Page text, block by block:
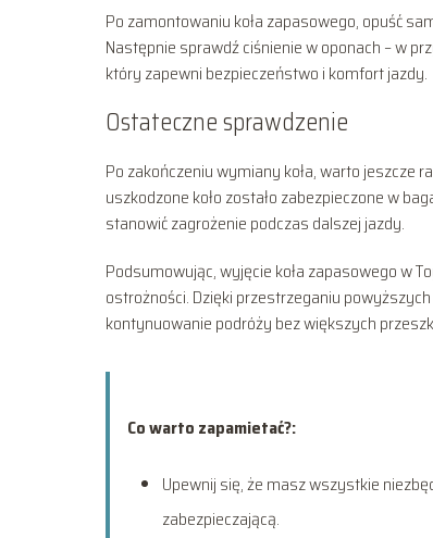
Po zamontowaniu koła zapasowego, opuść
Następnie sprawdź ciśnienie w oponach – w
który zapewni bezpieczeństwo i komfort jazdy.
Ostateczne sprawdzenie
Po zakończeniu wymiany koła, warto jeszcze
uszkodzone koło zostało zabezpieczone w
stanowić zagrożenie podczas dalszej jazdy.
Podsumowując, wyjęcie koła zapasowego w
ostrożności. Dzięki przestrzeganiu
kontynuowanie podróży bez większych
Co warto zapamietać?:
Upewnij się, że masz wszystkie
zabezpieczającą.